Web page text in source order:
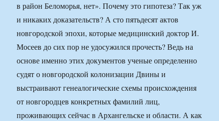
в район Беломорья, нет». Почему это гипотеза? Так уж
и никаких доказательств? А сто пятьдесят актов
новгородской эпохи, которые медицинский доктор И.
Мосеев до сих пор не удосужился прочесть? Ведь на
основе именно этих документов ученые определенно
судят о новгородской колонизации Двины и
выстраивают генеалогические схемы происхождения
от новгородцев конкретных фамилий лиц,
проживающих сейчас в Архангельске и области. А как